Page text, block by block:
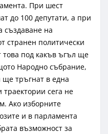
При шест
до 100 депутати, а при
създаване на
странен политически
това под какъв ъгъл ще
Народно събрание,
тръгнат в една
траектории сега не
Ако изборните
и в парламента
възможност за